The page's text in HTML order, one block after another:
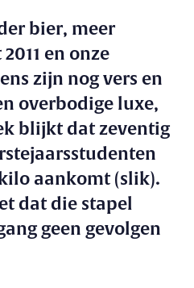
bier, meer
en onze
zijn nog vers en
overbodige luxe,
blijkt dat zeventig
aankomt (slik).
dat die stapel
geen gevolgen